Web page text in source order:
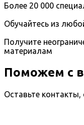
Более 20 000
Обучайтесь из
Получите
материалам
Поможем с
Оставьте